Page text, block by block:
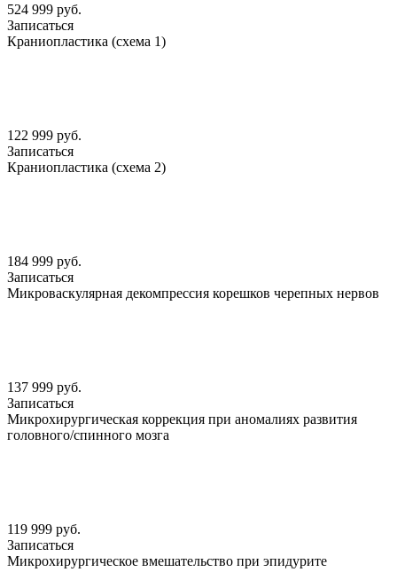
524 999 руб.
Записаться
Краниопластика (схема 1)
122 999 руб.
Записаться
Краниопластика (схема 2)
184 999 руб.
Записаться
Микроваскулярная декомпрессия корешков черепных нервов
137 999 руб.
Записаться
Микрохирургическая коррекция при аномалиях развития
головного/спинного мозга
119 999 руб.
Записаться
Микрохирургическое вмешательство при эпидурите